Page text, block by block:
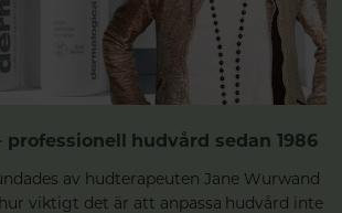
professionell hudvård sedan 1986
av hudterapeuten Jane Wurwand
viktigt det är att anpassa hudvård inte